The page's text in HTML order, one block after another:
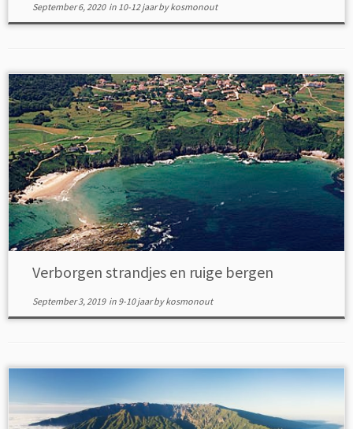
September 6, 2020in 10-12 jaarbykosmonout
Verborgen strandjes en ruige bergen
September 3, 2019in 9-10 jaarbykosmonout